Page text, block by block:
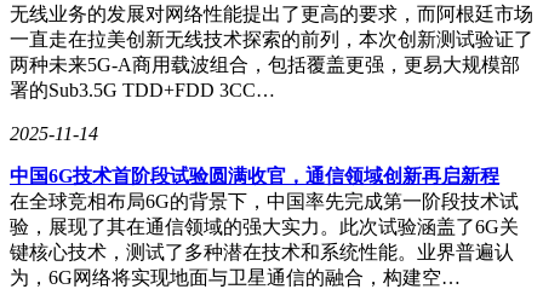
旧版AI可能会将整个照片覆盖上白雪，显得不真实，而新版
则能呈现出更符合现实的冬景。
图像编辑模型的美感提升，不仅意味着在专业人士手中更加顺
的AI眼镜/AR眼镜领域，可以开发一款基于语音交互的AI修图
摄到修图、发布的完整流程。
同声传译模型2.0则解决了多语言会议与跨境沟通中的“延
迟”与“音色错位”问题。传统AI同传依赖模块级联，延迟长达
8-10秒，且使用统一的机械女声输出，既慢又“出戏”。而新一
无线业务的发展对网络性能提出了更高的要求，而阿根廷市场
一直走在拉美创新无线技术探索的前列，本次创新测试验证了
两种未来5G-A商用载波组合，包括覆盖更强，更易大规模部
署的Sub3.5G TDD+FDD 3CC…
2025-11-14
中国6G技术首阶段试验圆满收官，通信领域创新再启新程
在全球竞相布局6G的背景下，中国率先完成第一阶段技术试
验，展现了其在通信领域的强大实力。此次试验涵盖了6G关
键核心技术，测试了多种潜在技术和系统性能。业界普遍认
为，6G网络将实现地面与卫星通信的融合，构建空…